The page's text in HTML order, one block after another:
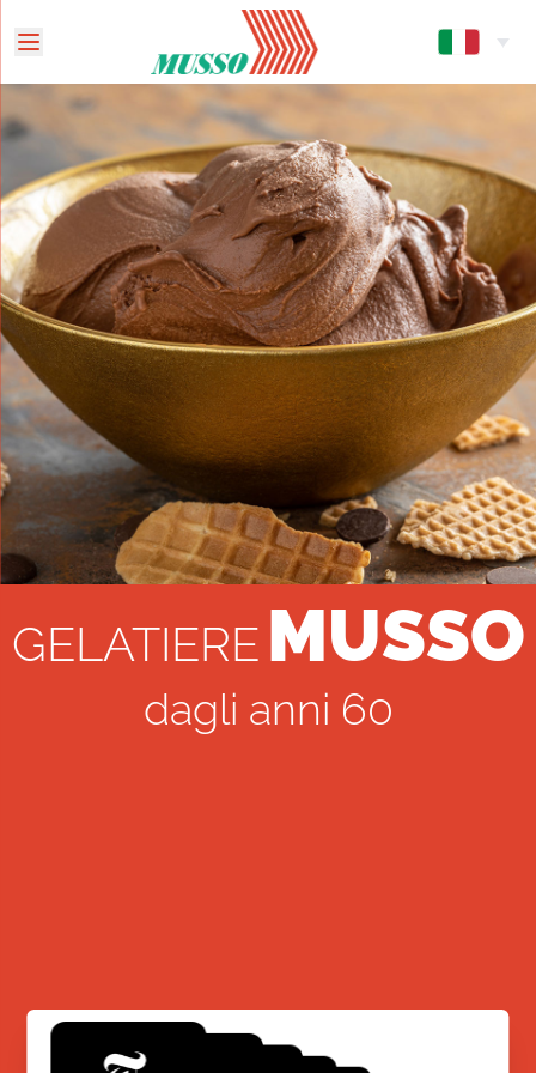
GELATIERE MUSSO
dagli anni 60